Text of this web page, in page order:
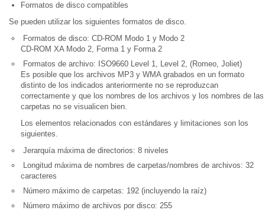
Formatos de disco compatibles
Se pueden utilizar los siguientes formatos de disco.
Formatos de disco: CD-ROM Modo 1 y Modo 2
CD-ROM XA Modo 2, Forma 1 y Forma 2
Formatos de archivo: ISO9660 Level 1, Level 2, (Romeo, Joliet)
Es posible que los archivos MP3 y WMA grabados en un formato
distinto de los indicados anteriormente no se reproduzcan
correctamente y que los nombres de los archivos y los nombres de las
carpetas no se visualicen bien.
Los elementos relacionados con estándares y limitaciones son los
siguientes.
Jerarquía máxima de directorios: 8 niveles
Longitud máxima de nombres de carpetas/nombres de archivos: 32
caracteres
Número máximo de carpetas: 192 (incluyendo la raíz)
Número máximo de archivos por disco: 255